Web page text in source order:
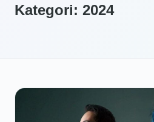
Kategori: 2024